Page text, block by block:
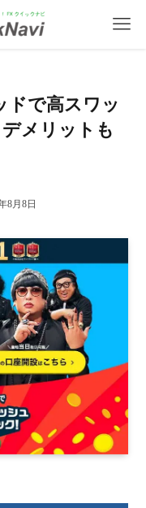
ドで高スワッ
メリットも
8月8日